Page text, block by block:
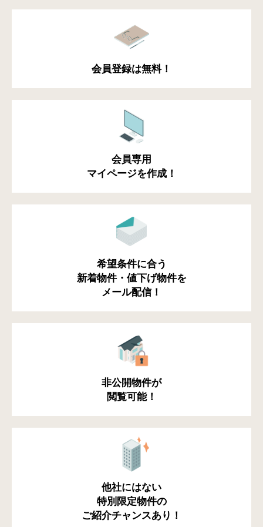
会員登録は無料！
会員専用
マイページを作成！
希望条件に合う
新着物件・値下げ物件を
メール配信！
非公開物件が
閲覧可能！
他社にはない
特別限定物件の
ご紹介チャンスあり！